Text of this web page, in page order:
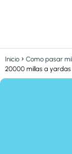
Inicio Como pasar
20000 millas a yardas